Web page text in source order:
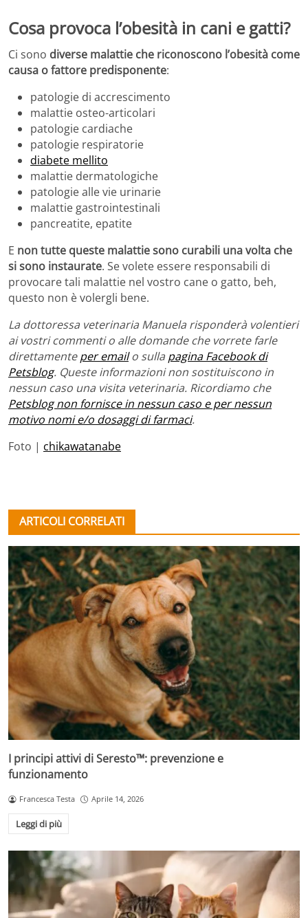
Cosa provoca l’obesità in cani e gatti?
Ci sono diverse malattie che riconoscono l’obesità come
causa o fattore predisponente:
patologie di accrescimento
malattie osteo-articolari
patologie cardiache
patologie respiratorie
diabete mellito
malattie dermatologiche
patologie alle vie urinarie
malattie gastrointestinali
pancreatite, epatite
E non tutte queste malattie sono curabili una volta che
si sono instaurate. Se volete essere responsabili di
provocare tali malattie nel vostro cane o gatto, beh,
questo non è volergli bene.
La dottoressa veterinaria Manuela risponderà volentieri
ai vostri commenti o alle domande che vorrete farle
direttamenteper emailo sulla pagina Facebook di
Petsblog. Queste informazioni non sostituiscono in
nessun caso una visita veterinaria. Ricordiamo che
Petsblog non fornisce in nessun caso e per nessun
motivo nomi e/o dosaggi di farmaci.
Foto | chikawatanabe
ARTICOLI CORRELATI
I principi attivi di Seresto™: prevenzione e
funzionamento
Francesca Testa Aprile 14, 2026
Leggi di più